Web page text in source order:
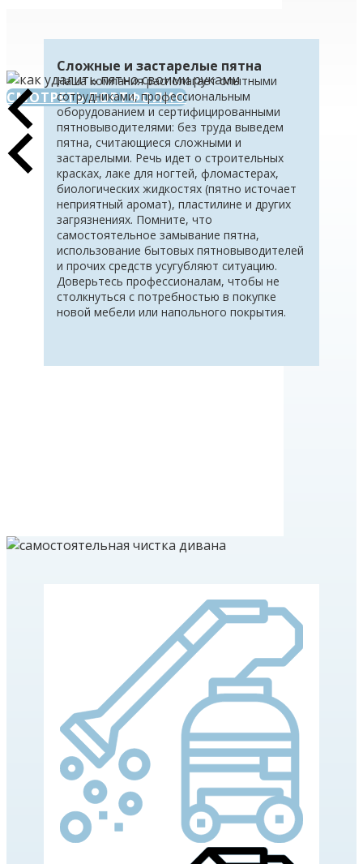
СМОТРЕТЬ ПОРТФОЛИО
Сложные и застарелые пятна
Наша компания располагает опытными
сотрудниками, профессиональным
оборудованием и сертифицированными
пятновыводителями: без труда выведем
пятна, считающиеся сложными и
застарелыми. Речь идет о строительных
красках, лаке для ногтей, фломастерах,
биологических жидкостях (пятно источает
неприятный аромат), пластилине и других
загрязнениях. Помните, что
самостоятельное замывание пятна,
использование бытовых пятновыводителей
и прочих средств усугубляют ситуацию.
Доверьтесь профессионалам, чтобы не
столкнуться с потребностью в покупке
новой мебели или напольного покрытия.